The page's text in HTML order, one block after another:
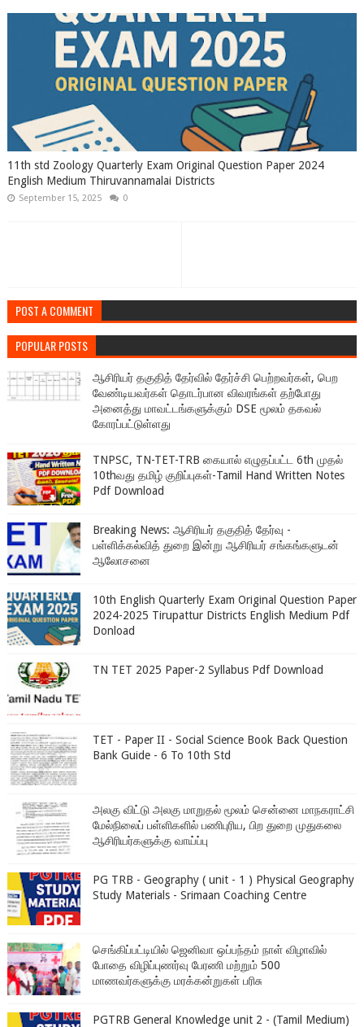
11th std Zoology Quarterly Exam Original Question Paper 2024
English Medium Thiruvannamalai Districts
September 15, 2025 0
POST A COMMENT
POPULAR POSTS
ஆசிரியர் தகுதித் தேர்வில் தேர்ச்சி பெற்றவர்கள், பெற
வேண்டியவர்கள் தொடர்பான விவரங்கள் தற்போது
அனைத்து மாவட்டங்களுக்கும் DSE மூலம் தகவல்
கோரப்பட்டுள்ளது
TNPSC, TN-TET-TRB கையால் எழுதப்பட்ட 6th முதல்
10thவது தமிழ் குறிப்புகள்-Tamil Hand Written Notes
Pdf Download
Breaking News: ஆசிரியர் தகுதித் தேர்வு -
பள்ளிக்கல்வித் துறை இன்று ஆசிரியர் சங்கங்களுடன்
ஆலோசனை
10th English Quarterly Exam Original Question Paper
2024-2025 Tirupattur Districts English Medium Pdf
Donload
TN TET 2025 Paper-2 Syllabus Pdf Download
TET - Paper II - Social Science Book Back Question
Bank Guide - 6 To 10th Std
அலகு விட்டு அலகு மாறுதல் மூலம் சென்னை மாநகராட்சி
மேல்நிலைப் பள்ளிகளில் பணிபுரிய, பிற துறை முதுகலை
ஆசிரியர்களுக்கு வாய்ப்பு
PG TRB - Geography ( unit - 1 ) Physical Geography
Study Materials - Srimaan Coaching Centre
செங்கிப்பட்டியில் ஜெனிவா ஒப்பந்தம் நாள் விழாவில்
போதை விழிப்புணர்வு பேரணி மற்றும் 500
மாணவர்களுக்கு மரக்கன்றுகள் பரிசு
PGTRB General Knowledge unit 2 - (Tamil Medium)